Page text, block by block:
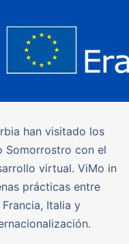
han visitado los
Somorrostro con el
virtual. ViMo in
prácticas entre
Italia y